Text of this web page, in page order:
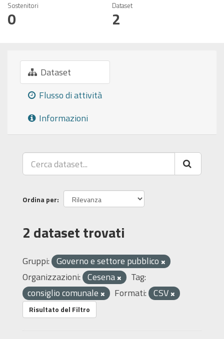
Sostenitori
0
Dataset
2
Dataset
Flusso di attività
Informazioni
Ordina per
2 dataset trovati
Gruppi: Governo e settore pubblico
Organizzazioni: Cesena
Tag:
consiglio comunale
Formati: CSV
Risultato del Filtro